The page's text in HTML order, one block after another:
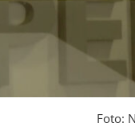
Foto: